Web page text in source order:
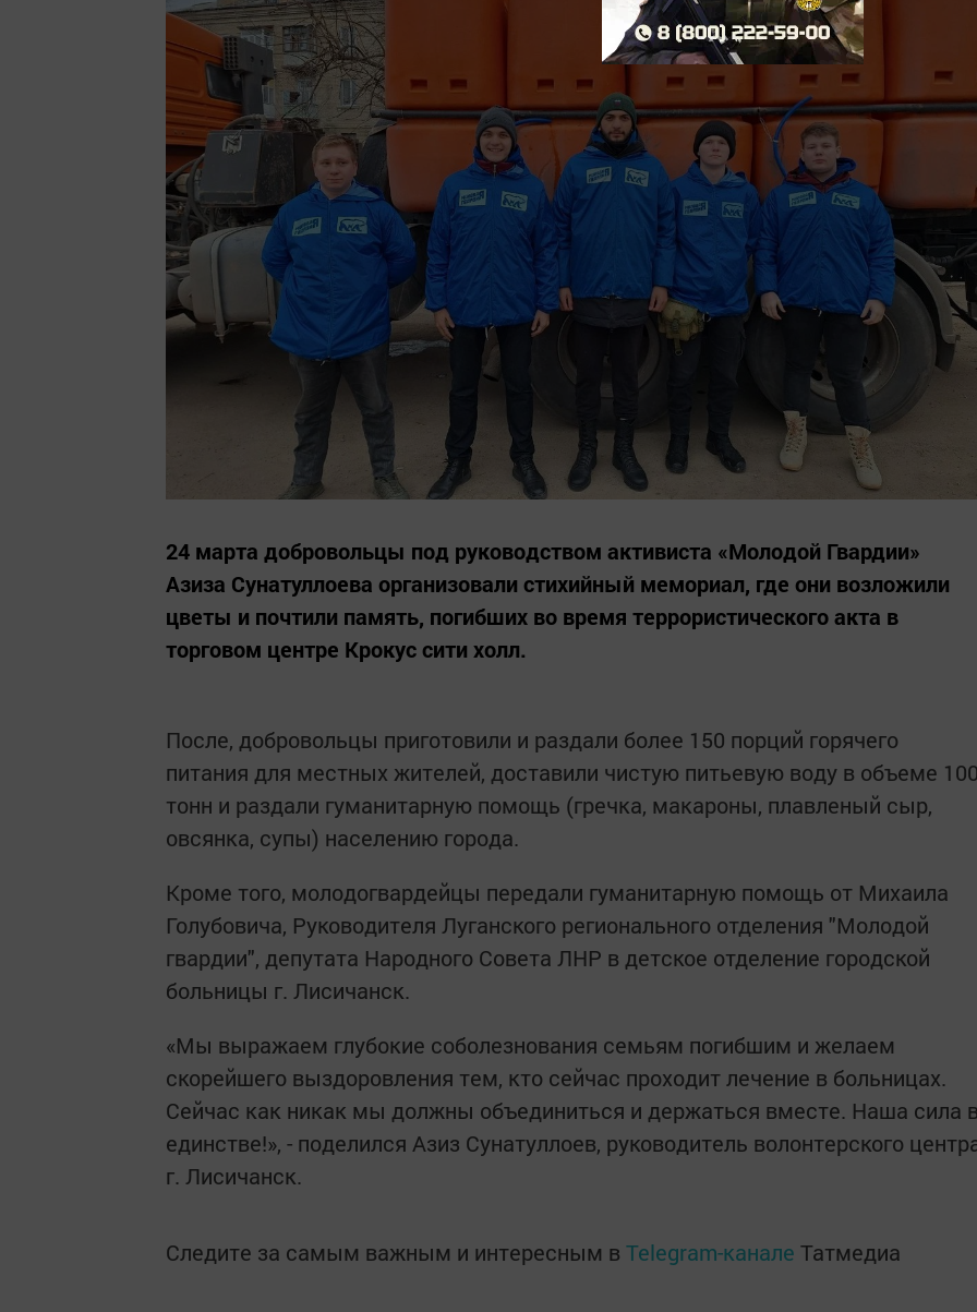
24 марта добровольцы под руководством активиста «Молодой Гвардии»
Азиза Сунатуллоева организовали стихийный мемориал, где они возложили
цветы и почтили память, погибших во время террористического акта в
торговом центре Крокус сити холл.
После, добровольцы приготовили и раздали более 150 порций горячего
питания для местных жителей, доставили чистую питьевую воду в объеме
тонн и раздали гуманитарную помощь (гречка, макароны, плавленый сыр,
овсянка, супы) населению города.
Кроме того, молодогвардейцы передали гуманитарную помощь от Михаила
Голубовича, Руководителя Луганского регионального отделения "Молодой
гвардии", депутата Народного Совета ЛНР в детское отделение городской
больницы г. Лисичанск.
«Мы выражаем глубокие соболезнования семьям погибшим и желаем
скорейшего выздоровления тем, кто сейчас проходит лечение в больницах.
Сейчас как никак мы должны объединиться и держаться вместе. Наша сила
единстве!», - поделился Азиз Сунатуллоев, руководитель волонтерского
г. Лисичанск.
Следите за самым важным и интересным в Telegram-канале Татмедиа